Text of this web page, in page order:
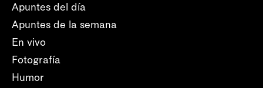
Apuntes del día
Apuntes de la semana
En vivo
Fotografía
Humor